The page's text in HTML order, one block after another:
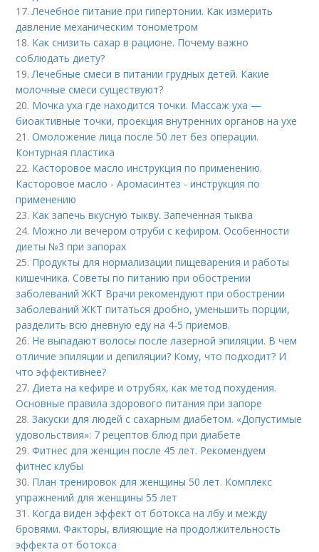
17.Лечебное питание при гипертонии. Как измерить
давление механическим тонометром
18. Как снизить сахар в рационе. Почему важно
соблюдать диету?
19.Лечебные смеси в питании грудных детей. Какие
молочные смеси существуют?
20. Мочка уха где находится точки. Массаж уха —
биоактивные точки, проекция внутренних органов на ухе
21.Омоложение лица после 50 лет без операции.
Контурная пластика
22. Касторовое масло инструкция по применению.
Касторовое масло - Аромасинтез - инструкция по
применению
23. Как запечь вкусную тыкву. Запеченная тыква
24. Можно ли вечером отруби с кефиром. Особенности
диеты №3 при запорах
25. Продукты для нормализации пищеварения и работы
кишечника. Советы по питанию при обострении
заболеваний ЖКТ Врачи рекомендуют при обострении
заболеваний ЖКТ питаться дробно, уменьшить порции,
разделить всю дневную еду на 4-5 приемов.
26. Не выпадают волосы после лазерной эпиляции. В чем
отличие эпиляции и депиляции? Кому, что подходит? И
что эффективнее?
27.Диета на кефире и отрубях, как метод похудения.
Основные правила здорового питания при запоре
28.Закуски для людей с сахарным диабетом. «Допустимые
удовольствия»: 7 рецептов блюд при диабете
29.Фитнес для женщин после 45 лет. Рекомендуем
фитнес клубы
30. План тренировок для женщины 50 лет. Комплекс
упражнений для женщины 55 лет
31. Когда виден эффект от ботокса на лбу и между
бровями. Факторы, влияющие на продолжительность
эффекта от ботокса